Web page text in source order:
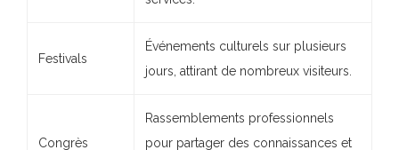
Festivals
Événements culturels sur plusieurs
jours, attirant de nombreux visiteurs.
Congrès
Rassemblements professionnels
pour partager des connaissances et